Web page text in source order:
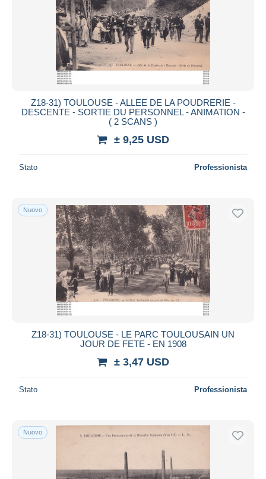
Z18-31) TOULOUSE - ALLEE DE LA POUDRERIE -
DESCENTE - SORTIE DU PERSONNEL - ANIMATION -
( 2 SCANS )
± 9,25 USD
Stato Professionista
Nuovo
Z18-31) TOULOUSE - LE PARC TOULOUSAIN UN
JOUR DE FETE - EN 1908
± 3,47 USD
Stato Professionista
Nuovo